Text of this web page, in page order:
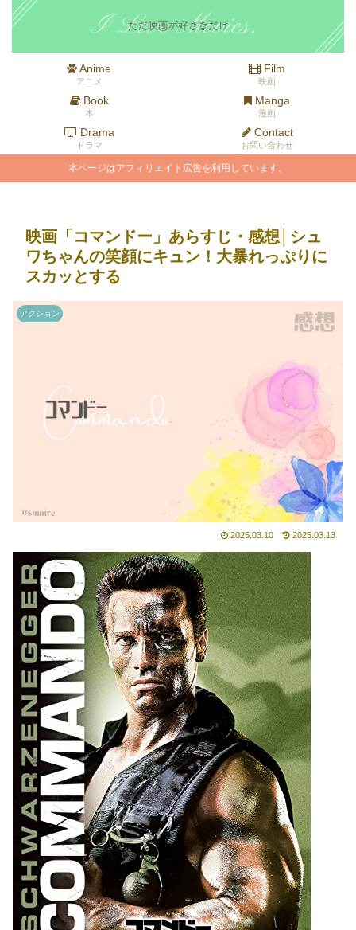
Anime
アニメ
Film
映画
Book
本
Manga
漫画
Drama
ドラマ
Contact
お問い合わせ
本ページはアフィリエイト広告を利用しています。
映画「コマンドー」あらすじ・感想│シュ
ワちゃんの笑顔にキュン！大暴れっぷりに
スカッとする
アクション
2025.03.10 2025.03.13